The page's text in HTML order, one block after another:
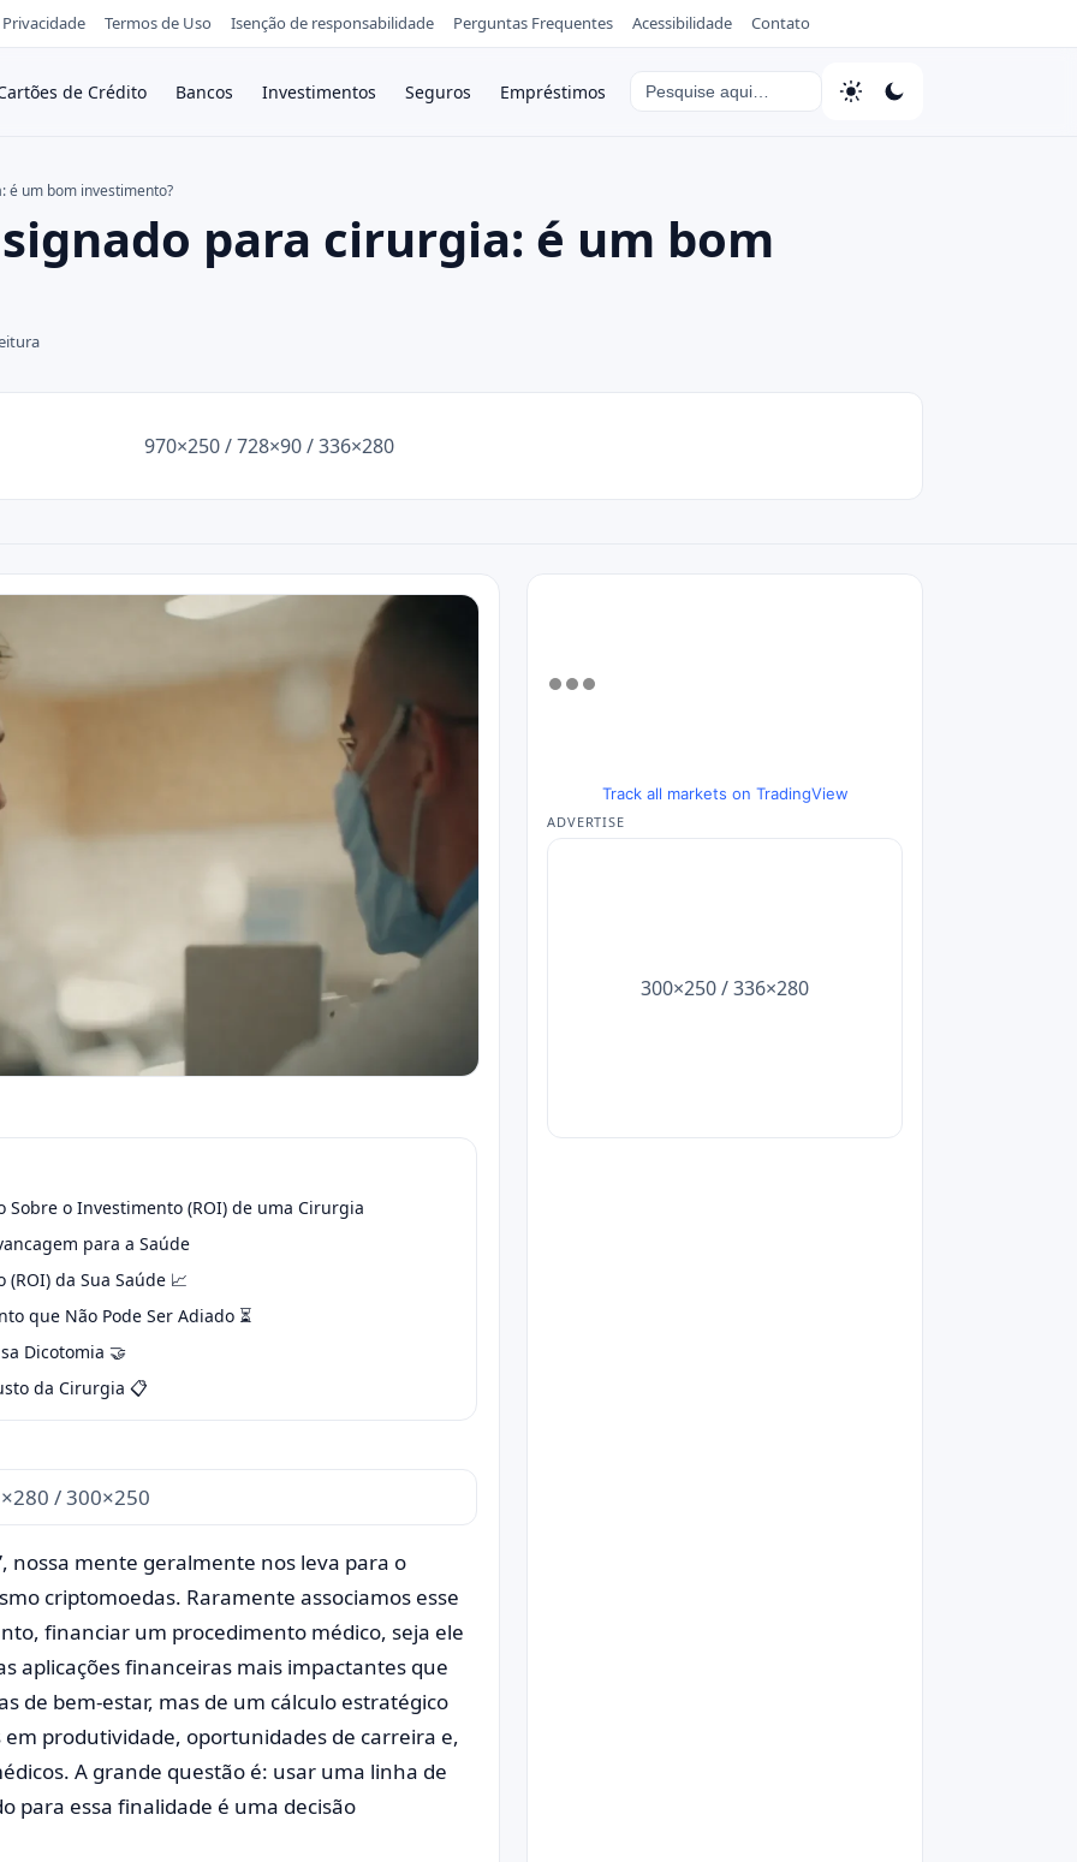
Termos de Uso Isenção de responsabilidade Perguntas Frequentes Acessibilidade Contato
de Crédito Bancos Investimentos Seguros Empréstimos Buscar por:
é um bom investimento?
para cirurgia: é um bom
970×250 / 728×90 / 336×280
Sobre o Investimento (ROI) de uma Cirurgia
para a Saúde
da Sua Saúde 📈
que Não Pode Ser Adiado ⏳
Dicotomia 🤝
da Cirurgia 📋
/ 300×250
nossa mente geralmente nos leva para o
criptomoedas. Raramente associamos esse
financiar um procedimento médico, seja ele
aplicações financeiras mais impactantes que
de bem-estar, mas de um cálculo estratégico
produtividade, oportunidades de carreira e,
A grande questão é: usar uma linha de
para essa finalidade é uma decisão
Track all markets on TradingView
ADVERTISE
300×250 / 336×280